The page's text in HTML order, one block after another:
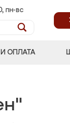
пн-вс
ОПЛАТА